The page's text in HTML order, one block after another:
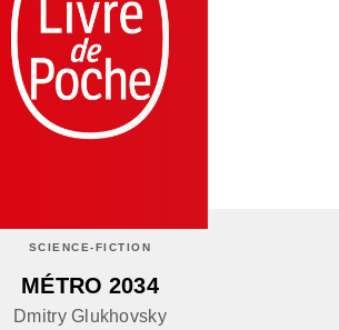
SCIENCE-FICTION
MÉTRO 2034
Dmitry Glukhovsky